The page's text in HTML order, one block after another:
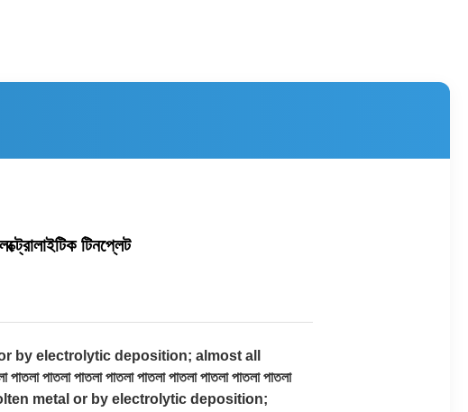
টিনপ্লেট
by electrolytic deposition; almost all
পাতলা পাতলা পাতলা পাতলা পাতলা পাতলা পাতলা
molten metal or by electrolytic deposition;